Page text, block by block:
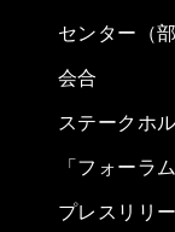
センター（部
会合
ステークホ
「フォーラ
プレスリリ